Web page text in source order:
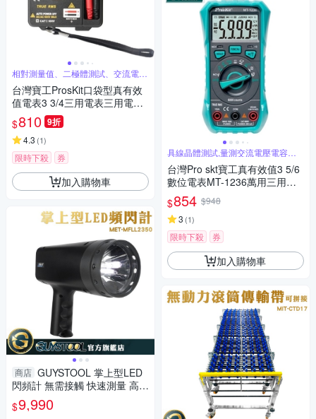
相對測量值、二極體測試、交流電壓
真有效
台灣寶工ProsKit口袋型真有效
值電表3 3/4三用電表三用電錶
MT-1506(過壓保護,附探針;台
灣公司貨,享1年保固)迷你電表
攜帶型電錶 量交流電壓二極體
電阻電容
$810 9折
4.3 (1)
限時下殺 券
加入購物車
商店 GUYSTOOL 掌上型LED
閃頻計 無需接觸 快速測量 高頻
閃燈 MET-MFLL2350 非接觸
轉速頻閃儀 頻閃儀
$9,990
具線晶體測試,量測交流電壓電容電
阻溫度
台灣Pro skt寶工真有效值3 5/6
數位電表MT-1236萬用三用電
錶附探針(具線晶體測試,量測交
流電壓電容電阻溫度)公司貨,享
一年保固
$854 $948
3 (1)
限時下殺 券
加入購物車